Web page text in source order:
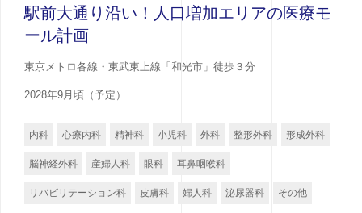
駅前大通り沿い！人口増加エリアの医療モ
ール計画
東京メトロ各線・東武東上線「和光市」徒歩３分
2028年9月頃（予定）
内科 心療内科 精神科 小児科 外科 整形外科 形成外科
脳神経外科 産婦人科 眼科 耳鼻咽喉科
リバビリテーション科 皮膚科 婦人科 泌尿器科 その他